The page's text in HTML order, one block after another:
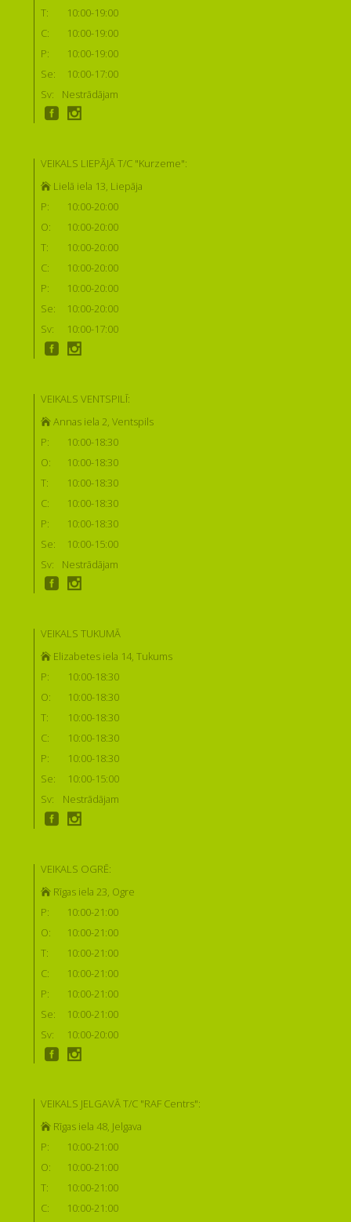
T:
10:00-19:00
C:
10:00-19:00
P:
10:00-19:00
Se:
10:00-17:00
Sv:
Nestrādājam
VEIKALS LIEPĀJĀ T/C "Kurzeme":
Lielā iela 13, Liepāja
P:
10:00-20:00
O:
10:00-20:00
T:
10:00-20:00
C:
10:00-20:00
P:
10:00-20:00
Se:
10:00-20:00
Sv:
10:00-17:00
VEIKALS VENTSPILĪ:
Annas iela 2, Ventspils
P:
10:00-18:30
O:
10:00-18:30
T:
10:00-18:30
C:
10:00-18:30
P:
10:00-18:30
Se:
10:00-15:00
Sv:
Nestrādājam
VEIKALS TUKUMĀ
Elizabetes iela 14, Tukums
P:
10:00-18:30
O:
10:00-18:30
T:
10:00-18:30
C:
10:00-18:30
P:
10:00-18:30
Se:
10:00-15:00
Sv:
Nestrādājam
VEIKALS OGRĒ:
Rīgas iela 23, Ogre
P:
10:00-21:00
O:
10:00-21:00
T:
10:00-21:00
C:
10:00-21:00
P:
10:00-21:00
Se:
10:00-21:00
Sv:
10:00-20:00
VEIKALS JELGAVĀ T/C "RAF Centrs":
Rīgas iela 48, Jelgava
P:
10:00-21:00
O:
10:00-21:00
T:
10:00-21:00
C:
10:00-21:00